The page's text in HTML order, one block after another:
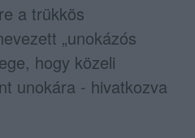
a trükkös
„unokázós
hogy közeli
unokára - hivatkozva